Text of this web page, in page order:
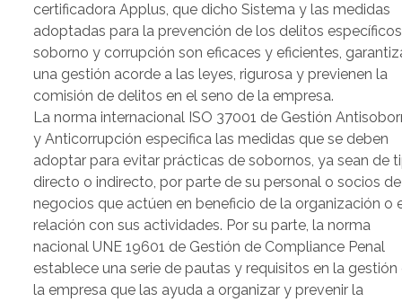
certificadora Applus, que dicho Sistema y las medidas
adoptadas para la prevención de los delitos
soborno y corrupción son eficaces y eficientes,
una gestión acorde a las leyes, rigurosa y previenen la
comisión de delitos en el seno de la empresa.
La norma internacional ISO 37001 de Gestión
y Anticorrupción especifica las medidas que se deben
adoptar para evitar prácticas de sobornos, ya sean de
directo o indirecto, por parte de su personal o socios de
negocios que actúen en beneficio de la organización o
relación con sus actividades. Por su parte, la norma
nacional UNE 19601 de Gestión de Compliance Penal
establece una serie de pautas y requisitos en la gestión
la empresa que las ayuda a organizar y prevenir la